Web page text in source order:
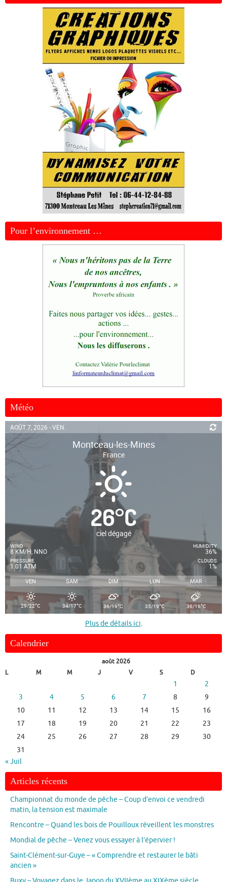
Pour l’environnement …
Météo
AOÛT 7, 2026 - VEN.
Montceau-les-Mines
France
26°C
ciel dégagé
WIND
8 KM/H, NNO
PRESSURE
1.01 ATM
HUMIDITY
36%
CLOUDS
1%
VEN SAM DIM LUN MAR
29/22°C 34/17°C 36/19°C 35/19°C 36/16°C
Plus de détails ici.
Calendrier
août 2026
L
M M J V S D
1
2
3
4 5 6 7 8
9
10
11 12 13 14 15
16
17
18 19 20 21 22
23
24
25 26 27 28 29
30
31
« Juil
Articles récents
Championnat du monde de pêche – Coup d’envoi ce vendredi
matin, la tension est maximale
Rencontre – Quand les bois de Pouilloux réveillent les monstres
Mondial de pêche – Venez vous essayer à l’épervier !
Saint-Clément-sur-Guye – « Comprendre et restaurer le bâti
ancien »